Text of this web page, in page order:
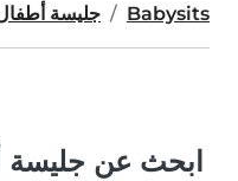
Babysits جليسة